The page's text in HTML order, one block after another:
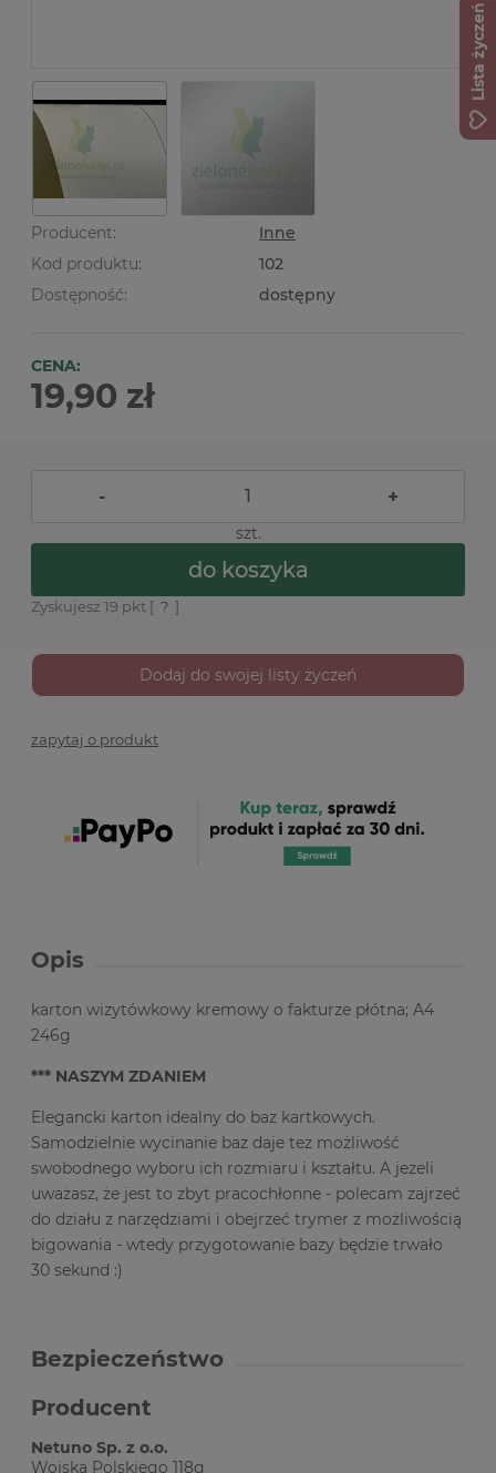
Producent:
Inne
Kod produktu:
102
Dostępność:
dostępny
CENA:
19,90 zł
- +
szt.
do koszyka
Zyskujesz 19 pkt [ ? ]
Dodaj do swojej listy życzeń
zapytaj o produkt
Opis
karton wizytówkowy kremowy o fakturze płótna; A4
246g
*** NASZYM ZDANIEM
Elegancki karton idealny do baz kartkowych.
Samodzielnie wycinanie baz daje tez możliwość
swobodnego wyboru ich rozmiaru i kształtu. A jezeli
uważasz, że jest to zbyt pracochłonne - polecam zajrzeć
do działu z narzędziami i obejrzeć trymer z możliwością
bigowania - wtedy przygotowanie bazy będzie trwało
30 sekund :)
Bezpieczeństwo
Producent
Netuno Sp. z o.o.
Wojska Polskiego 118g
Lista życzeń